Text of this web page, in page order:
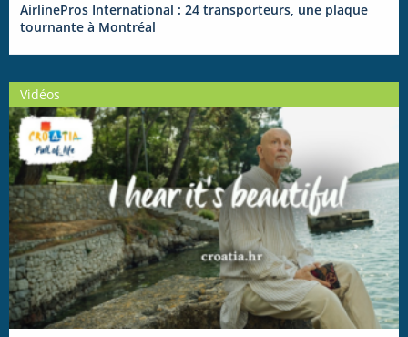
AirlinePros International : 24 transporteurs, une plaque
tournante à Montréal
Vidéos